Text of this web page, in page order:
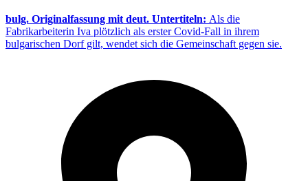
bulg. Originalfassung mit deut. Untertiteln: Als die
Fabrikarbeiterin Iva plötzlich als erster Covid-Fall in ihrem
bulgarischen Dorf gilt, wendet sich die Gemeinschaft gegen sie.